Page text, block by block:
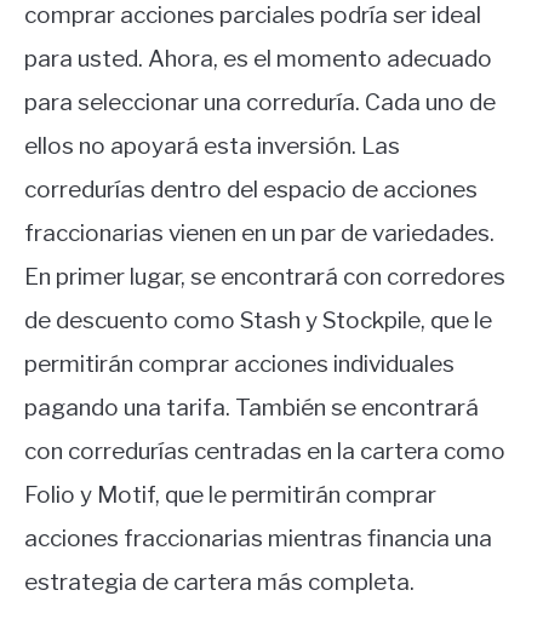
comprar acciones parciales podría ser ideal
para usted. Ahora, es el momento adecuado
para seleccionar una correduría. Cada uno de
ellos no apoyará esta inversión. Las
corredurías dentro del espacio de acciones
fraccionarias vienen en un par de variedades.
En primer lugar, se encontrará con corredores
de descuento como Stash y Stockpile, que le
permitirán comprar acciones individuales
pagando una tarifa. También se encontrará
con corredurías centradas en la cartera como
Folio y Motif, que le permitirán comprar
acciones fraccionarias mientras financia una
estrategia de cartera más completa.